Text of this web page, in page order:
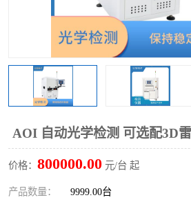
AOI 自动光学检测 可选配3D
价格： 800000.00 元/台 起
产品数量： 9999.00台